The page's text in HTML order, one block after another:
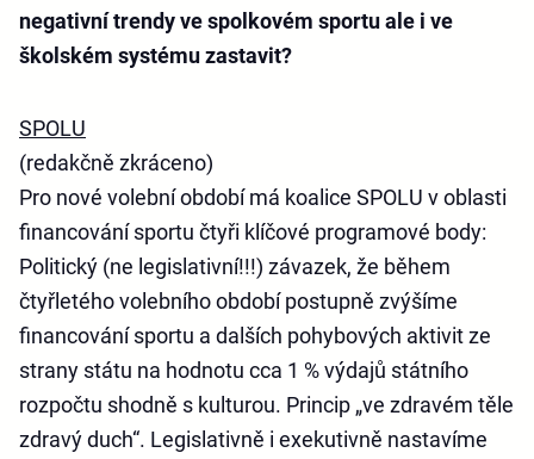
negativní trendy ve spolkovém sportu ale i ve
školském systému zastavit?
SPOLU
(redakčně zkráceno)
Pro nové volební období má koalice SPOLU v oblasti
financování sportu čtyři klíčové programové body:
Politický (ne legislativní!!!) závazek, že během
čtyřletého volebního období postupně zvýšíme
financování sportu a dalších pohybových aktivit ze
strany státu na hodnotu cca 1 % výdajů státního
rozpočtu shodně s kulturou. Princip „ve zdravém těle
zdravý duch“. Legislativně i exekutivně nastavíme